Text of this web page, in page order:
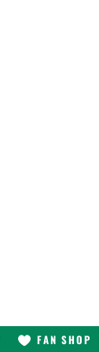
FAN SHOP